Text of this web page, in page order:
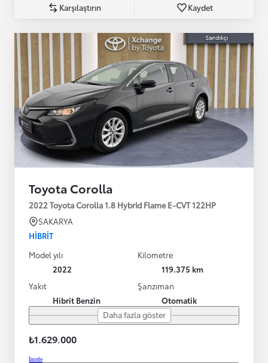
Karşılaştırın Kaydet
Toyota Corolla
2022 Toyota Corolla 1.8 Hybrid Flame E-CVT 122HP
SAKARYA
HIBRIT
Model yılı
2022
Kilometre
119.375 km
Yakıt
Hibrit Benzin
Şanzıman
Otomatik
Daha fazla göster
₺1.629.000
İncele